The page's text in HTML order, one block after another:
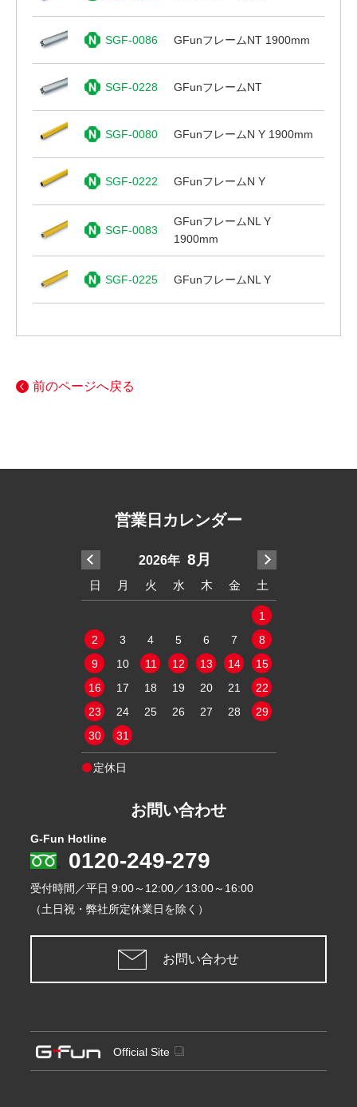
SGF-0086 GFunフレームNT 1900mm
SGF-0228 GFunフレームNT
SGF-0080 GFunフレームN Y 1900mm
SGF-0222 GFunフレームN Y
SGF-0083
GFunフレームNL Y
1900mm
SGF-0225 GFunフレームNL Y
前のページへ戻る
営業日カレンダー
2026年 8月
日 月 火 水 木 金 土
1
2
3 4 5 6 7
8
9
10 11 12 13 14
15
16
17 18 19 20 21
22
23
24 25 26 27 28
29
30
31
定休日
お問い合わせ
G-Fun Hotline
0120-249-279
受付時間／平日 9:00～12:00／13:00～16:00
（土日祝・弊社所定休業日を除く）
お問い合わせ
Official Site